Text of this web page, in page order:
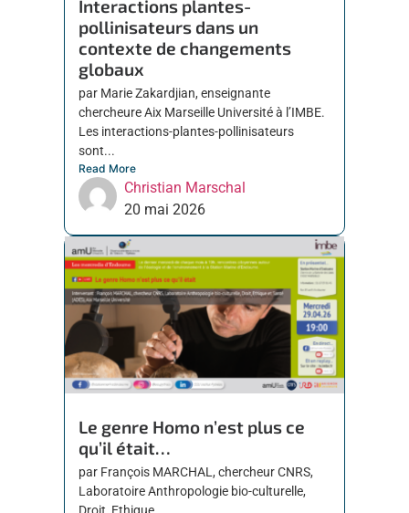
Interactions plantes-
pollinisateurs dans un
contexte de changements
globaux
par Marie Zakardjian, enseignante
chercheure Aix Marseille Université à l’IMBE.
Les interactions-plantes-pollinisateurs
sont...
Read More
Christian Marschal
20 mai 2026
Le genre Homo n’est plus ce
qu’il était…
par François MARCHAL, chercheur CNRS,
Laboratoire Anthropologie bio-culturelle,